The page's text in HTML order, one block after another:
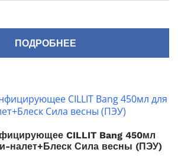
ПОДРОБНЕЕ
CILLIT Bang 450мл
налет+Блеск Сила весны (ПЭУ)